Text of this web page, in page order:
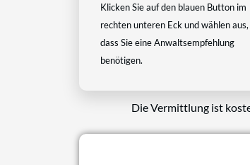
Klicken Sie auf den blauen Button im
rechten unteren Eck und wählen aus,
dass Sie eine Anwaltsempfehlung
benötigen.
Die Vermittlung ist